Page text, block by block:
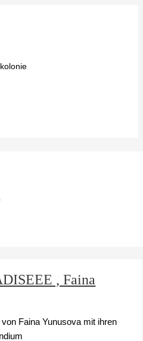
, Faina
Faina Yunusova mit ihren